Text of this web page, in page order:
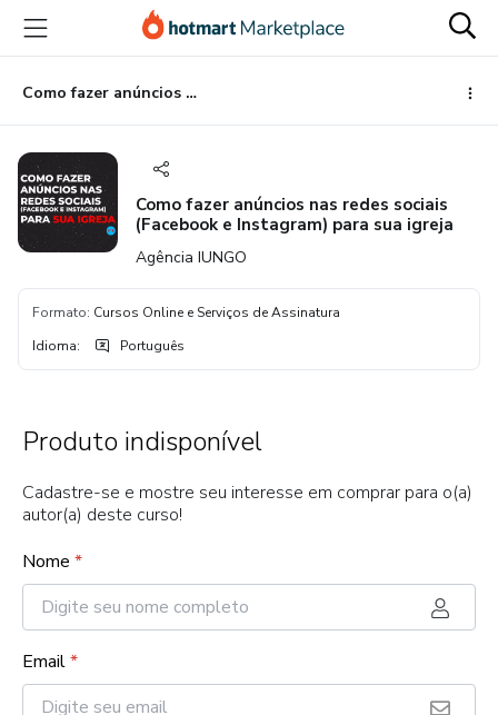
para
conteúdo
principal
para
pagamento
para
rodapé
Como fazer anúncios nas redes sociais (Facebook e Instagram) para sua igreja
Como fazer anúncios nas redes sociais
(Facebook e Instagram) para sua igreja
Agência IUNGO
Formato: Cursos Online e Serviços de Assinatura
Idioma: Português
Produto indisponível
Cadastre-se e mostre seu interesse em comprar para o(a)
autor(a) deste curso!
Nome *
Email*